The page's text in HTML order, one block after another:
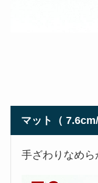
マット（
手ざわりなめら